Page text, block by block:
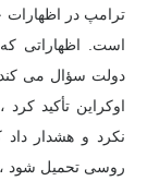
ترامپ در اظهارات
است. اظهاراتی
دولت سؤال می کند.
اوکراین تأکید کرد
نکرد و هشدار داد
روسی تحمیل شود ،